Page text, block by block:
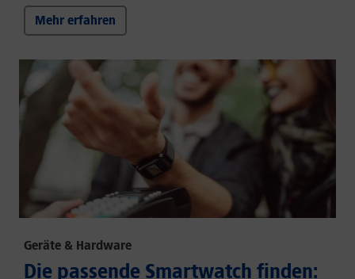
Mehr erfahren
Geräte & Hardware
Die passende Smartwatch finden: